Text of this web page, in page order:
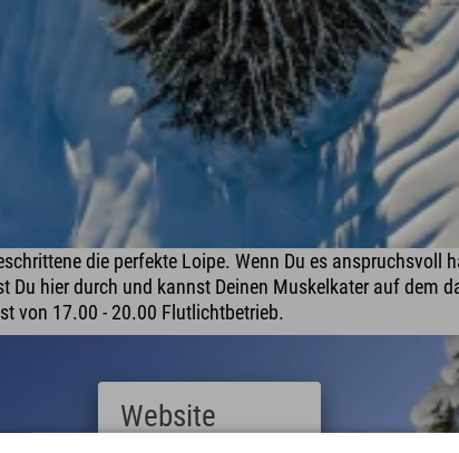
die perfekte Loipe. Wenn Du es anspruchsvoll
Du hier durch und kannst Deinen Muskelkater auf dem
von 17.00 - 20.00 Flutlichtbetrieb.
Website